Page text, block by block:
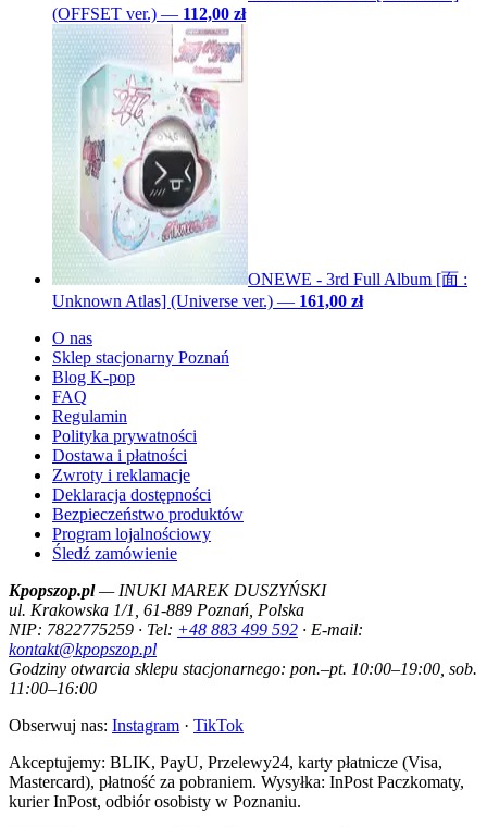
(OFFSET ver.) — 112,00 zł
ONEWE - 3rd Full Album [面 :
Unknown Atlas] (Universe ver.) — 161,00 zł
O nas
Sklep stacjonarny Poznań
Blog K-pop
FAQ
Regulamin
Polityka prywatności
Dostawa i płatności
Zwroty i reklamacje
Deklaracja dostępności
Bezpieczeństwo produktów
Program lojalnościowy
Śledź zamówienie
Kpopszop.pl— INUKI MAREK DUSZYŃSKI
ul. Krakowska 1/1, 61-889 Poznań, Polska
NIP: 7822775259 · Tel: +48 883 499 592 · E-mail:
kontakt@kpopszop.pl
Godziny otwarcia sklepu stacjonarnego: pon.–pt. 10:00–19:00, sob.
11:00–16:00
Obserwuj nas: Instagram · TikTok
Akceptujemy: BLIK, PayU, Przelewy24, karty płatnicze (Visa,
Mastercard), płatność za pobraniem. Wysyłka: InPost Paczkomaty,
kurier InPost, odbiór osobisty w Poznaniu.